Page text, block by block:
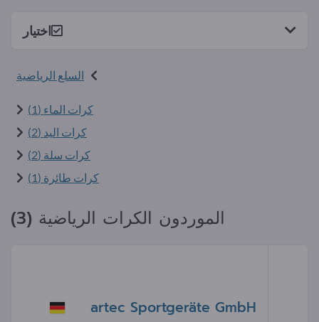
اختيار
السلع الرياضية
كرات الماء (1)
كرات اليد (2)
كرات سلة (2)
كرات طائرة (1)
الموردون الكرات الرياضية (3)
artec Sportgeräte GmbH